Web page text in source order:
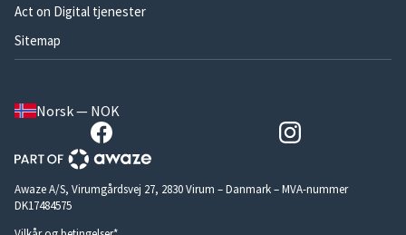
Act on Digital tjenester
Sitemap
Norsk — NOK
Awaze A/S, Virumgårdsvej 27, 2830 Virum – Danmark – MVA-nummer
DK17484575